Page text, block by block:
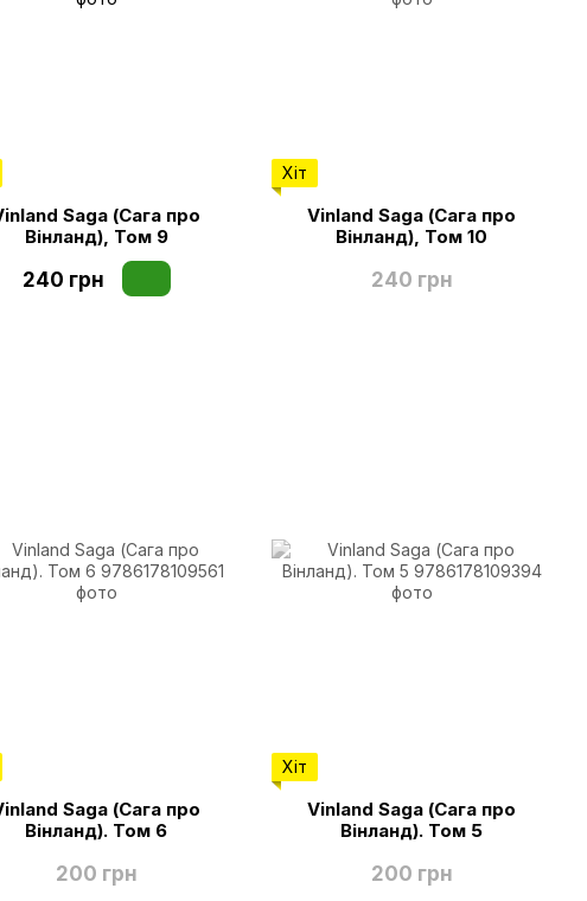
Saga (Сага про
Вінланд), Том 9
240 грн
Хіт
Vinland Saga (Сага про
Вінланд), Том 10
240 грн
Saga (Сага про
Вінланд). Том 6
200 грн
Хіт
Vinland Saga (Сага про
Вінланд). Том 5
200 грн